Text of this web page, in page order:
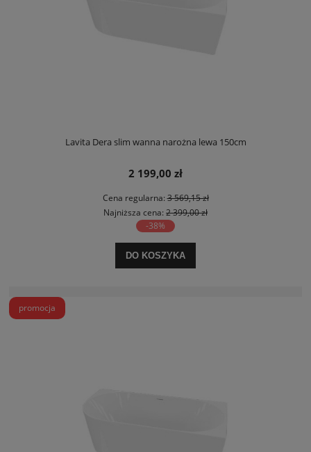
Lavita Dera slim wanna narożna lewa 150cm
2 199,00 zł
Cena regularna:3 569,15 zł
Najniższa cena: 2 399,00 zł
-38%
DO KOSZYKA
promocja